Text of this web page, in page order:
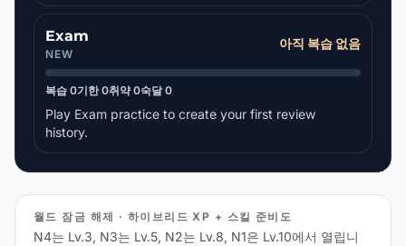
Exam
NEW
아직 복습 없음
복습 0기한 0취약 0숙달 0
Play Exam practice to create your first review
history.
월드 잠금 해제 · 하이브리드 XP + 스킬 준비도
N4는 Lv.3, N3는 Lv.5, N2는 Lv.8, N1은 Lv.10에서 열립니